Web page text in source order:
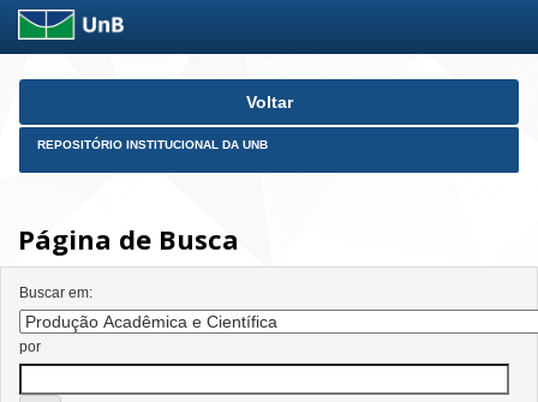
Skip
Voltar
REPOSITÓRIO INSTITUCIONAL DA UNB
Página de Busca
Buscar em:
por